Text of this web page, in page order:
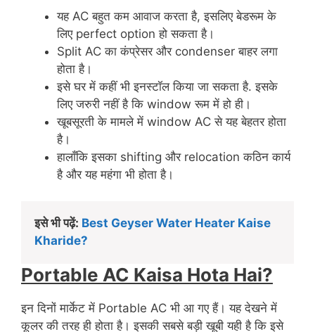
यह AC बहुत कम आवाज करता है, इसलिए बेडरूम के
लिए perfect option हो सकता है।
Split AC का कंप्रेसर और condenser बाहर लगा
होता है।
इसे घर में कहीं भी इनस्टॉल किया जा सकता है. इसके
लिए जरुरी नहीं है कि window रूम में हो ही।
खूबसूरती के मामले में window AC से यह बेहतर होता
है।
हालाँकि इसका shifting और relocation कठिन कार्य
है और यह महंगा भी होता है।
इसे भी पढ़ें: Best Geyser Water Heater Kaise
Kharide?
Portable AC Kaisa Hota Hai?
इन दिनों मार्केट में Portable AC भी आ गए हैं। यह देखने में
कूलर की तरह ही होता है। इसकी सबसे बड़ी खूबी यही है कि इसे